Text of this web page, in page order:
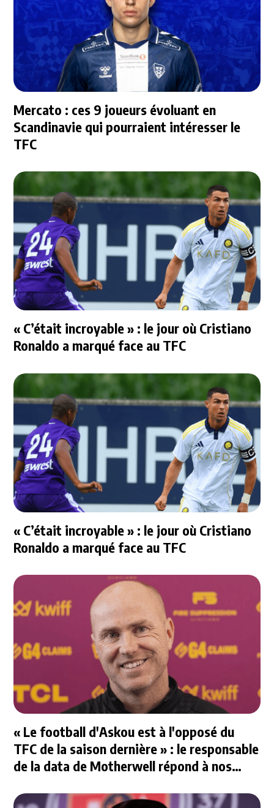
Mercato : ces 9 joueurs évoluant en
Scandinavie qui pourraient intéresser le
TFC
« C’était incroyable » : le jour où Cristiano
Ronaldo a marqué face au TFC
« C’était incroyable » : le jour où Cristiano
Ronaldo a marqué face au TFC
« Le football d'Askou est à l'opposé du
TFC de la saison dernière » : le responsable
de la data de Motherwell répond à nos